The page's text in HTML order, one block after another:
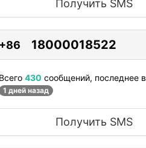
Получить SMS
18000018522
430 сообщений, последнее в
1 дней назад
Получить SMS